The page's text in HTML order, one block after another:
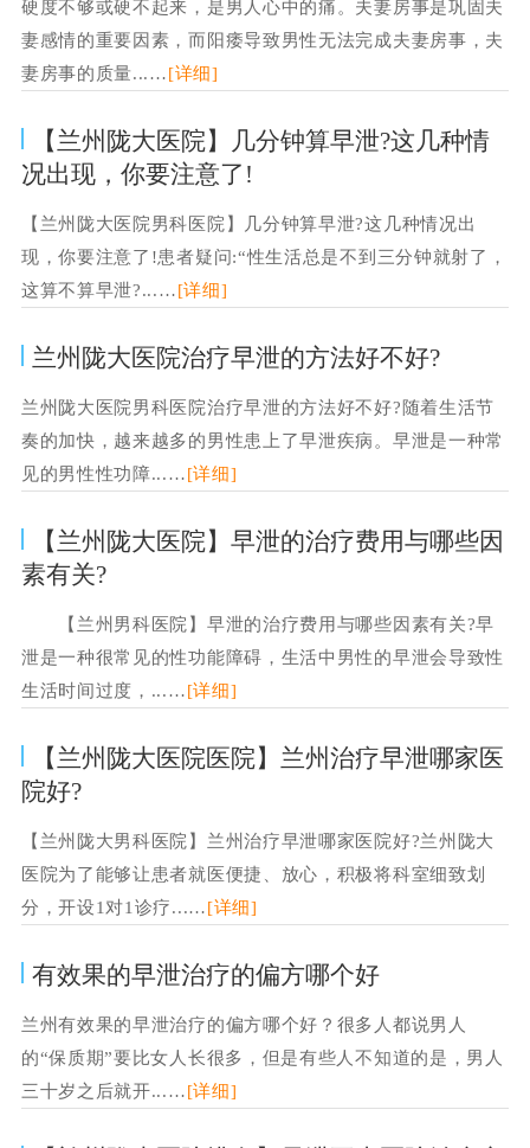
硬度不够或硬不起来，是男人心中的痛。夫妻房事是巩固夫
妻感情的重要因素，而阳痿导致男性无法完成夫妻房事，夫
妻房事的质量...…[详细]
【兰州陇大医院】几分钟算早泄?这几种情
况出现，你要注意了!
【兰州陇大医院男科医院】几分钟算早泄?这几种情况出
现，你要注意了!患者疑问:“性生活总是不到三分钟就射了，
这算不算早泄?...…[详细]
兰州陇大医院治疗早泄的方法好不好?
兰州陇大医院男科医院治疗早泄的方法好不好?随着生活节
奏的加快，越来越多的男性患上了早泄疾病。早泄是一种常
见的男性性功障...…[详细]
【兰州陇大医院】早泄的治疗费用与哪些因
素有关?
【兰州男科医院】早泄的治疗费用与哪些因素有关?早
泄是一种很常见的性功能障碍，生活中男性的早泄会导致性
生活时间过度，...…[详细]
【兰州陇大医院医院】兰州治疗早泄哪家医
院好?
【兰州陇大男科医院】兰州治疗早泄哪家医院好?兰州陇大
医院为了能够让患者就医便捷、放心，积极将科室细致划
分，开设1对1诊疗...…[详细]
有效果的早泄治疗的偏方哪个好
兰州有效果的早泄治疗的偏方哪个好？很多人都说男人
的“保质期”要比女人长很多，但是有些人不知道的是，男人
三十岁之后就开...…[详细]